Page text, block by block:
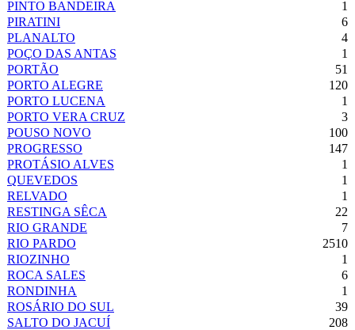
PINTO BANDEIRA
1
PIRATINI
6
PLANALTO
4
POÇO DAS ANTAS
1
PORTÃO
51
PORTO ALEGRE
120
PORTO LUCENA
1
PORTO VERA CRUZ
3
POUSO NOVO
100
PROGRESSO
147
PROTÁSIO ALVES
1
QUEVEDOS
1
RELVADO
1
RESTINGA SÊCA
22
RIO GRANDE
7
RIO PARDO
2510
RIOZINHO
1
ROCA SALES
6
RONDINHA
1
ROSÁRIO DO SUL
39
SALTO DO JACUÍ
208